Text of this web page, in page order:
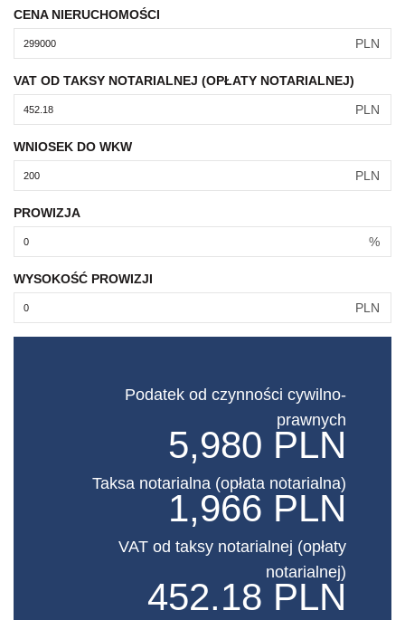
CENA NIERUCHOMOŚCI
PLN
VAT OD TAKSY NOTARIALNEJ (OPŁATY NOTARIALNEJ)
PLN
WNIOSEK DO WKW
PLN
PROWIZJA
%
WYSOKOŚĆ PROWIZJI
PLN
Podatek od czynności cywilno-
prawnych
5,980 PLN
Taksa notarialna (opłata notarialna)
1,966 PLN
VAT od taksy notarialnej (opłaty
notarialnej)
452.18 PLN